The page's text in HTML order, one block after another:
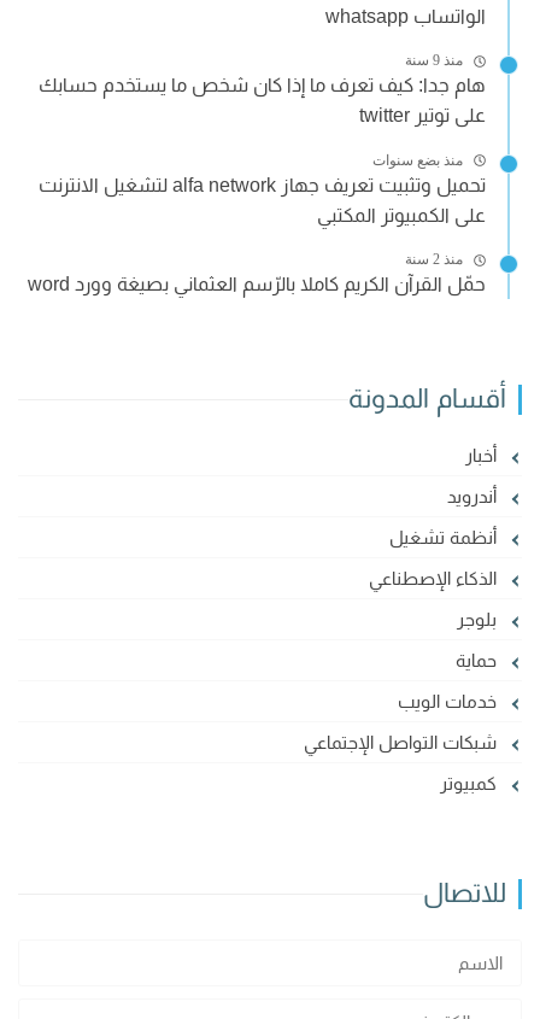
الواتساب whatsapp
منذ 9 سنة
هام جدا: كيف تعرف ما إذا كان شخص ما يستخدم حسابك
على توتير twitter
منذ بضع سنوات
تحميل وتثبيت تعريف جهاز alfa network لتشغيل الانترنت
على الكمبيوتر المكتبي
منذ 2 سنة
حمّل القرآن الكريم كاملا بالرّسم العثماني بصيغة وورد word
أقسام المدونة
أخبار
أندرويد
أنظمة تشغيل
الذكاء الإصطناعي
بلوجر
حماية
خدمات الويب
شبكات التواصل الإجتماعي
كمبيوتر
للاتصال